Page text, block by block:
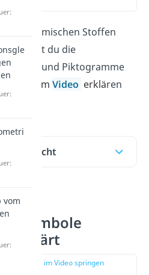
mit chemischen Stoffen
musst du die
und Piktogramme
er und imVideo erklären
erklärt
zur Stelle im Video springen
vom